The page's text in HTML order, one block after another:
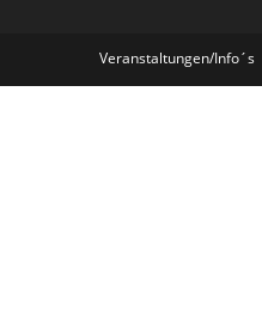
Veranstaltungen/Info´s